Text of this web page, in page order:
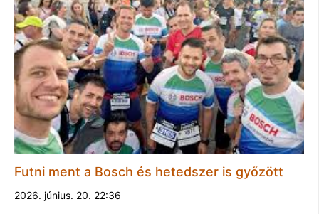
Futni ment a Bosch és hetedszer is győzött
2026. június. 20. 22:36